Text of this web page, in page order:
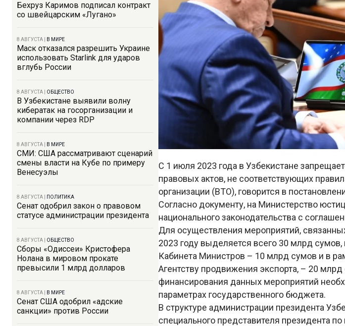
Бехруз Каримов подписал контракт
со швейцарским «Лугано»
8 АВГУСТА В МИРЕ
Маск отказался разрешить Украине
использовать Starlink для ударов
вглубь России
8 АВГУСТА ОБЩЕСТВО
В Узбекистане выявили волну
кибератак на госорганизации и
компании через RDP
8 АВГУСТА В МИРЕ
СМИ: США рассматривают сценарий
смены власти на Кубе по примеру
Венесуэлы
8 АВГУСТА ПОЛИТИКА
Сенат одобрил закон о правовом
статусе администрации президента
8 АВГУСТА ОБЩЕСТВО
Сборы «Одиссеи» Кристофера
Нолана в мировом прокате
превысили 1 млрд долларов
8 АВГУСТА В МИРЕ
Сенат США одобрил «адские
санкции» против России
С 1 июля 2023 года в Узбекистане
правовых актов, не соответствующих
организации (ВТО), говорится в
Согласно документу, на Министерство
национального законодательства с
Для осуществления мероприятий,
2023 году выделяется всего 30 млрд
Кабинета Министров – 10 млрд сумов и в
Агентству продвижения экспорта, – 20
финансирования данных мероприятий
параметрах государственного бюджета.
В структуре администрации президента
специального представителя президента